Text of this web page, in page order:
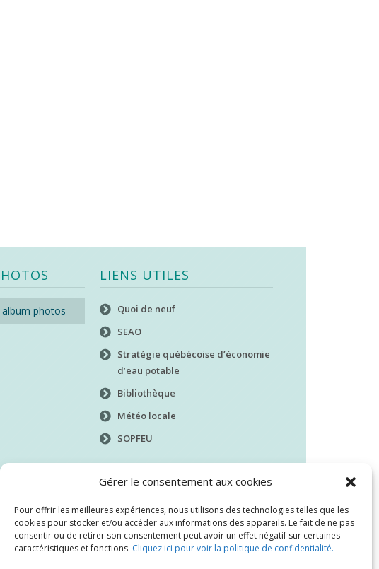
Gérer le consentement aux cookies
Pour offrir les meilleures expériences, nous utilisons des technologies telles que les
cookies pour stocker et/ou accéder aux informations des appareils. Le fait de ne pas
consentir ou de retirer son consentement peut avoir un effet négatif sur certaines
caractéristiques et fonctions. Cliquez ici pour voir la politique de confidentialité.
photos
LIENS UTILES
Quoi de neuf
SEAO
Stratégie québécoise d’économie
d’eau potable
Bibliothèque
Météo locale
SOPFEU